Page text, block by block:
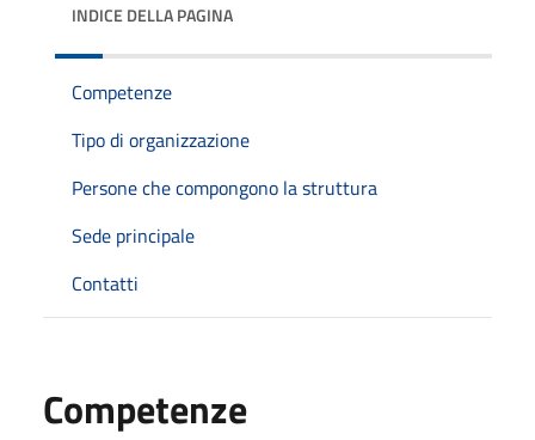
INDICE DELLA PAGINA
Competenze
Tipo di organizzazione
Persone che compongono la struttura
Sede principale
Contatti
Competenze